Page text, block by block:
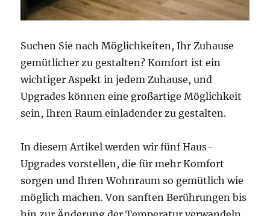
r
l
s
s
i
c
r
g
l
e
r
Suchen Sie nach Möglichkeiten, Ihr Zuhause
gemütlicher zu gestalten? Komfort ist ein
wichtiger Aspekt in jedem Zuhause, und
Upgrades können eine großartige Möglichkeit
sein, Ihren Raum einladender zu gestalten.
In diesem Artikel werden wir fünf Haus-
Upgrades vorstellen, die für mehr Komfort
sorgen und Ihren Wohnraum so gemütlich wie
möglich machen. Von sanften Berührungen bis